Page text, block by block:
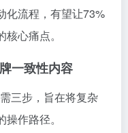
化流程，有望让73%
心痛点。
一致性内容
三步，旨在将复杂
作路径。